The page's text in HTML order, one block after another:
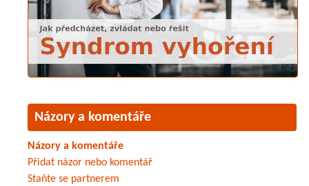
Názory a komentáře
Názory a komentáře
Přidat názor nebo komentář
Staňte se partnerem